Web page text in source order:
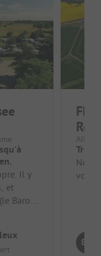
Il y
et
Baron
Très
Nous
votre
8.4